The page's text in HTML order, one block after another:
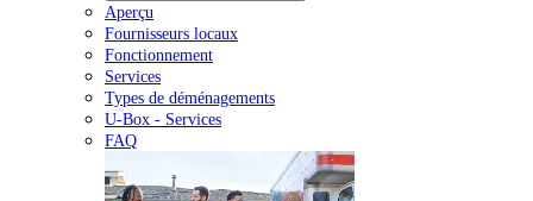
Aperçu
Fournisseurs locaux
Fonctionnement
Services
Types de déménagements
U-Box - Services
FAQ